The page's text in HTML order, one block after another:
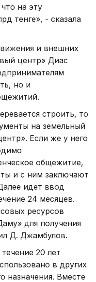
на эту
тенге», - сказала
и внешних
центр» Диас
но и
строить, то
на земельный
Если же у него
общежитие,
и с ним заключают
идет ввод
24 месяцев.
ресурсов
для получения
Д. Джамбулов.
20 лет
в других
назначения. Вместе